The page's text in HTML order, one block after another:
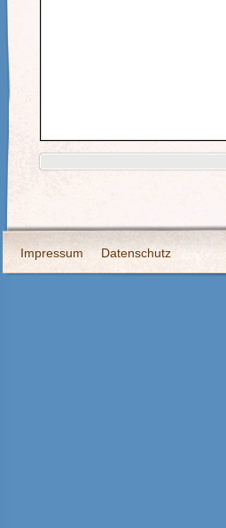
Impressum Datenschutz